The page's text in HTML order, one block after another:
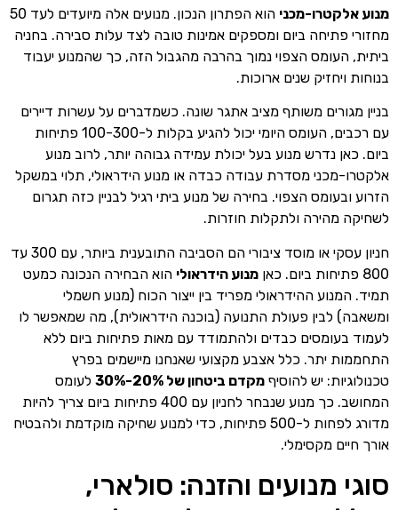
מנוע אלקטרו-מכני
הוא הפתרון הנכון. מנועים אלה מיועדים לעד 50
מחזורי פתיחה ביום ומספקים אמינות טובה לצד עלות סבירה. בחניה
ביתית, העומס הצפוי נמוך בהרבה מהגבול הזה, כך שהמנוע יעבוד
בנוחות ויחזיק שנים ארוכות.
בניין מגורים משותף מציב אתגר שונה. כשמדברים על עשרות דיירים
עם רכבים, העומס היומי יכול להגיע בקלות ל-100-300 פתיחות
ביום. כאן נדרש מנוע בעל יכולת עמידה גבוהה יותר, לרוב מנוע
אלקטרו-מכני מסדרת עבודה כבדה או מנוע הידראולי, תלוי במשקל
הזרוע ובעומס הצפוי. בחירה של מנוע ביתי רגיל לבניין כזה תגרום
לשחיקה מהירה ולתקלות חוזרות.
חניון עסקי או מוסד ציבורי הם הסביבה התובענית ביותר, עם 300 עד
800 פתיחות ביום. כאן
מנוע הידראולי הוא הבחירה הנכונה כמעט
תמיד. המנוע ההידראולי מפריד בין ייצור הכוח (מנוע חשמלי
ומשאבה) לבין פעולת התנועה (בוכנה הידראולית), מה שמאפשר לו
לעמוד בעומסים כבדים ולהתמודד עם מאות פתיחות ביום ללא
התחממות יתר. כלל אצבע מקצועי שאנחנו מיישמים בפרץ
טכנולוגיות: יש להוסיף מקדם ביטחון של 20%-30%
לעומס
המחושב. כך מנוע שנבחר לחניון עם 400 פתיחות ביום צריך להיות
מדורג לפחות ל-500 פתיחות, כדי למנוע שחיקה מוקדמת ולהבטיח
אורך חיים מקסימלי.
סוגי מנועים והזנה: סולארי,